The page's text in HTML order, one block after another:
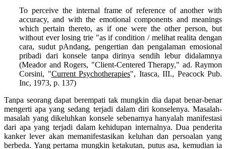
To perceive the internal frame of reference of another with
accuracy, and with the emotional components and meanings
which pertain thereto, as if one were the other person, but
without ever losing trie "as if condition / melihat realita dengan
cara, sudut pAndang, pengertian dan pengalaman emosional
pribadi dari konsele tanpa dirinya sendih lebur didalamnya
(Meador and Rogers, "Client-Centered Therapy," ad. Raymon
Corsini, "Current Psychotherapies", Itasca, III., Peacock Pub.
Inc, 1973, p. 137)
Tanpa seorang dapat berempati tak mungkin dia dapat benar-benar
mengerti apa yang sedang terjadi dalam diri konselenya. Masalah-
masalah yang dikeluhkan konsele sebenarnya hanyalah manifestasi
dari apa yang terjadi dalam kehidupan internalnya. Dua penderita
kanker lever akan memanifestasikan keluhan dan persoalan yang
berbeda. Yang pertama mungkin ketakutan, putus asa, kemudian ia